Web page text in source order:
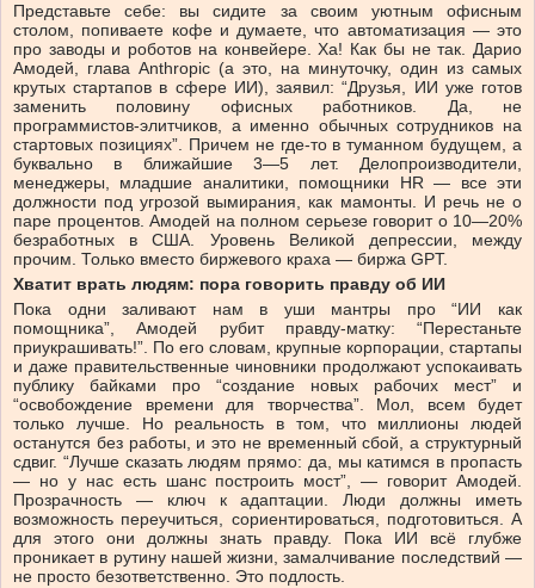
Представьте себе: вы сидите за своим уютным офисным
столом, попиваете кофе и думаете, что автоматизация — это
про заводы и роботов на конвейере. Ха! Как бы не так. Дарио
Амодей, глава Anthropic (а это, на минуточку, один из самых
крутых стартапов в сфере ИИ), заявил: “Друзья, ИИ уже готов
заменить половину офисных работников. Да, не
программистов-элитчиков, а именно обычных сотрудников на
стартовых позициях”. Причем не где-то в туманном будущем, а
буквально в ближайшие 3—5 лет. Делопроизводители,
менеджеры, младшие аналитики, помощники HR — все эти
должности под угрозой вымирания, как мамонты. И речь не о
паре процентов. Амодей на полном серьезе говорит о 10—20%
безработных в США. Уровень Великой депрессии, между
прочим. Только вместо биржевого краха — биржа GPT.
Хватит врать людям: пора говорить правду об ИИ
Пока одни заливают нам в уши мантры про “ИИ как
помощника”, Амодей рубит правду-матку: “Перестаньте
приукрашивать!”. По его словам, крупные корпорации, стартапы
и даже правительственные чиновники продолжают успокаивать
публику байками про “создание новых рабочих мест” и
“освобождение времени для творчества”. Мол, всем будет
только лучше. Но реальность в том, что миллионы людей
останутся без работы, и это не временный сбой, а структурный
сдвиг. “Лучше сказать людям прямо: да, мы катимся в пропасть
— но у нас есть шанс построить мост”, — говорит Амодей.
Прозрачность — ключ к адаптации. Люди должны иметь
возможность переучиться, сориентироваться, подготовиться. А
для этого они должны знать правду. Пока ИИ всё глубже
проникает в рутину нашей жизни, замалчивание последствий —
не просто безответственно. Это подлость.